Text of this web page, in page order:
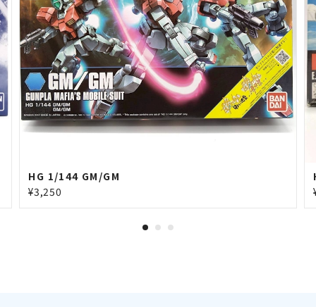
HG 1/144 GM/GM
¥3,250